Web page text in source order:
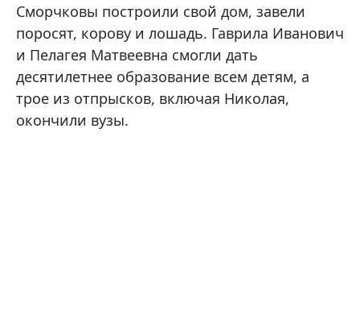
Сморчковы построили свой дом, завели
поросят, корову и лошадь. Гаврила Иванович
и Пелагея Матвеевна смогли дать
десятилетнее образование всем детям, а
трое из отпрысков, включая Николая,
окончили вузы.